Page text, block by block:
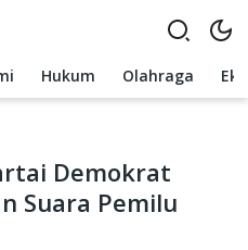
Hukum Olahraga
Demokrat
Suara Pemilu